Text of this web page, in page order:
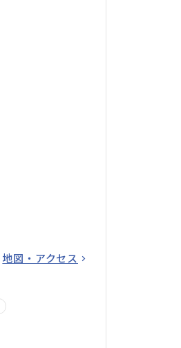
地図・アクセス